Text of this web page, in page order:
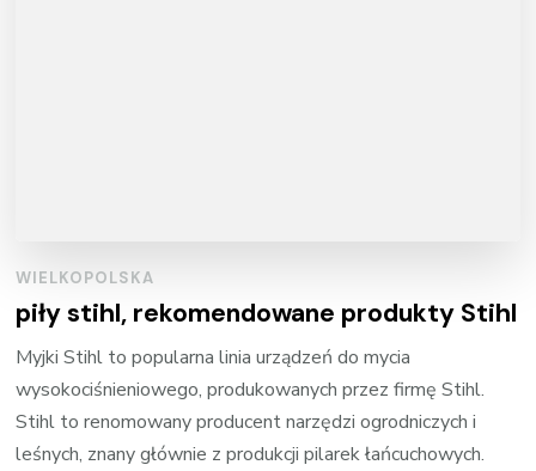
WIELKOPOLSKA
piły stihl, rekomendowane produkty Stihl
Myjki Stihl to popularna linia urządzeń do mycia
wysokociśnieniowego, produkowanych przez firmę Stihl.
Stihl to renomowany producent narzędzi ogrodniczych i
leśnych, znany głównie z produkcji pilarek łańcuchowych.